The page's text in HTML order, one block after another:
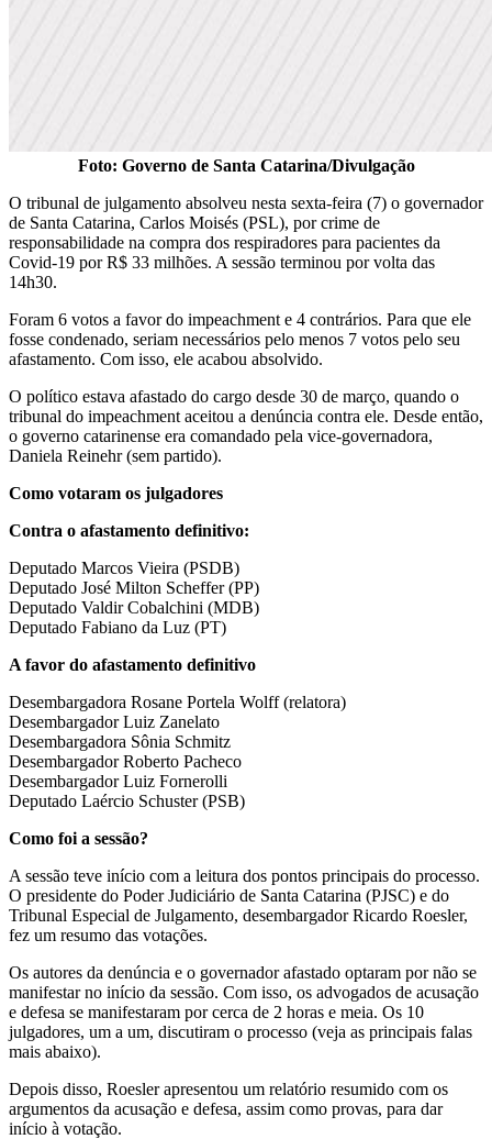
Foto: Governo de Santa Catarina/Divulgação
O tribunal de julgamento absolveu nesta sexta-feira (7) o governador
de Santa Catarina, Carlos Moisés (PSL), por crime de
responsabilidade na compra dos respiradores para pacientes da
Covid-19 por R$ 33 milhões. A sessão terminou por volta das
14h30.
Foram 6 votos a favor do impeachment e 4 contrários. Para que ele
fosse condenado, seriam necessários pelo menos 7 votos pelo seu
afastamento. Com isso, ele acabou absolvido.
O político estava afastado do cargo desde 30 de março, quando o
tribunal do impeachment aceitou a denúncia contra ele. Desde então,
o governo catarinense era comandado pela vice-governadora,
Daniela Reinehr (sem partido).
Como votaram os julgadores
Contra o afastamento definitivo:
Deputado Marcos Vieira (PSDB)
Deputado José Milton Scheffer (PP)
Deputado Valdir Cobalchini (MDB)
Deputado Fabiano da Luz (PT)
A favor do afastamento definitivo
Desembargadora Rosane Portela Wolff (relatora)
Desembargador Luiz Zanelato
Desembargadora Sônia Schmitz
Desembargador Roberto Pacheco
Desembargador Luiz Fornerolli
Deputado Laércio Schuster (PSB)
Como foi a sessão?
A sessão teve início com a leitura dos pontos principais do processo.
O presidente do Poder Judiciário de Santa Catarina (PJSC) e do
Tribunal Especial de Julgamento, desembargador Ricardo Roesler,
fez um resumo das votações.
Os autores da denúncia e o governador afastado optaram por não se
manifestar no início da sessão. Com isso, os advogados de acusação
e defesa se manifestaram por cerca de 2 horas e meia. Os 10
julgadores, um a um, discutiram o processo (veja as principais falas
mais abaixo).
Depois disso, Roesler apresentou um relatório resumido com os
argumentos da acusação e defesa, assim como provas, para dar
início à votação.